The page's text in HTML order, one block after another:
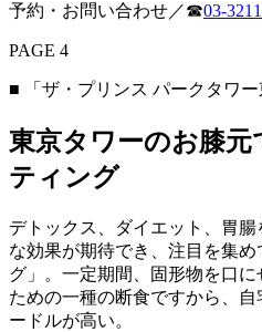
予約・お問い合わせ／☎︎03-
PAGE 4
■ 「ザ・プリンス パークタワ
東京タワーのお膝元
ティング
デトックス、ダイエット、胃
な効果が期待でき、注目を集
グ」。一定期間、固形物を口
ための一種の断食ですから、
ードルが高い。